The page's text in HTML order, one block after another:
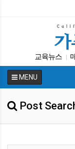
교육뉴스
팝사
MENU
Post